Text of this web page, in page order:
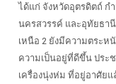
ได้แก่ จังหวัดอุตรดิตถ์
นครสวรรค์ และอุทัยธา
เหนือ 2 ยังมีความตระ
ความเป็นอยู่ที่ดีขึ้น ประ
เครื่องนุ่งห่ม ที่อยู่อาศัย